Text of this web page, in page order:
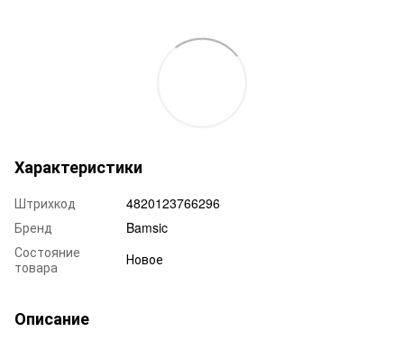
Характеристики
Штрихкод
4820123766296
Бренд
Bamsic
Состояние
товара
Новое
Описание